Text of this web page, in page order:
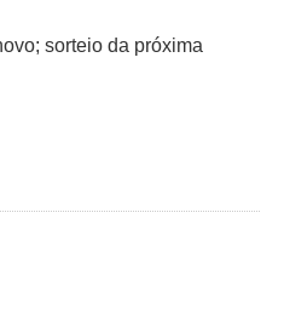
sorteio da próxima